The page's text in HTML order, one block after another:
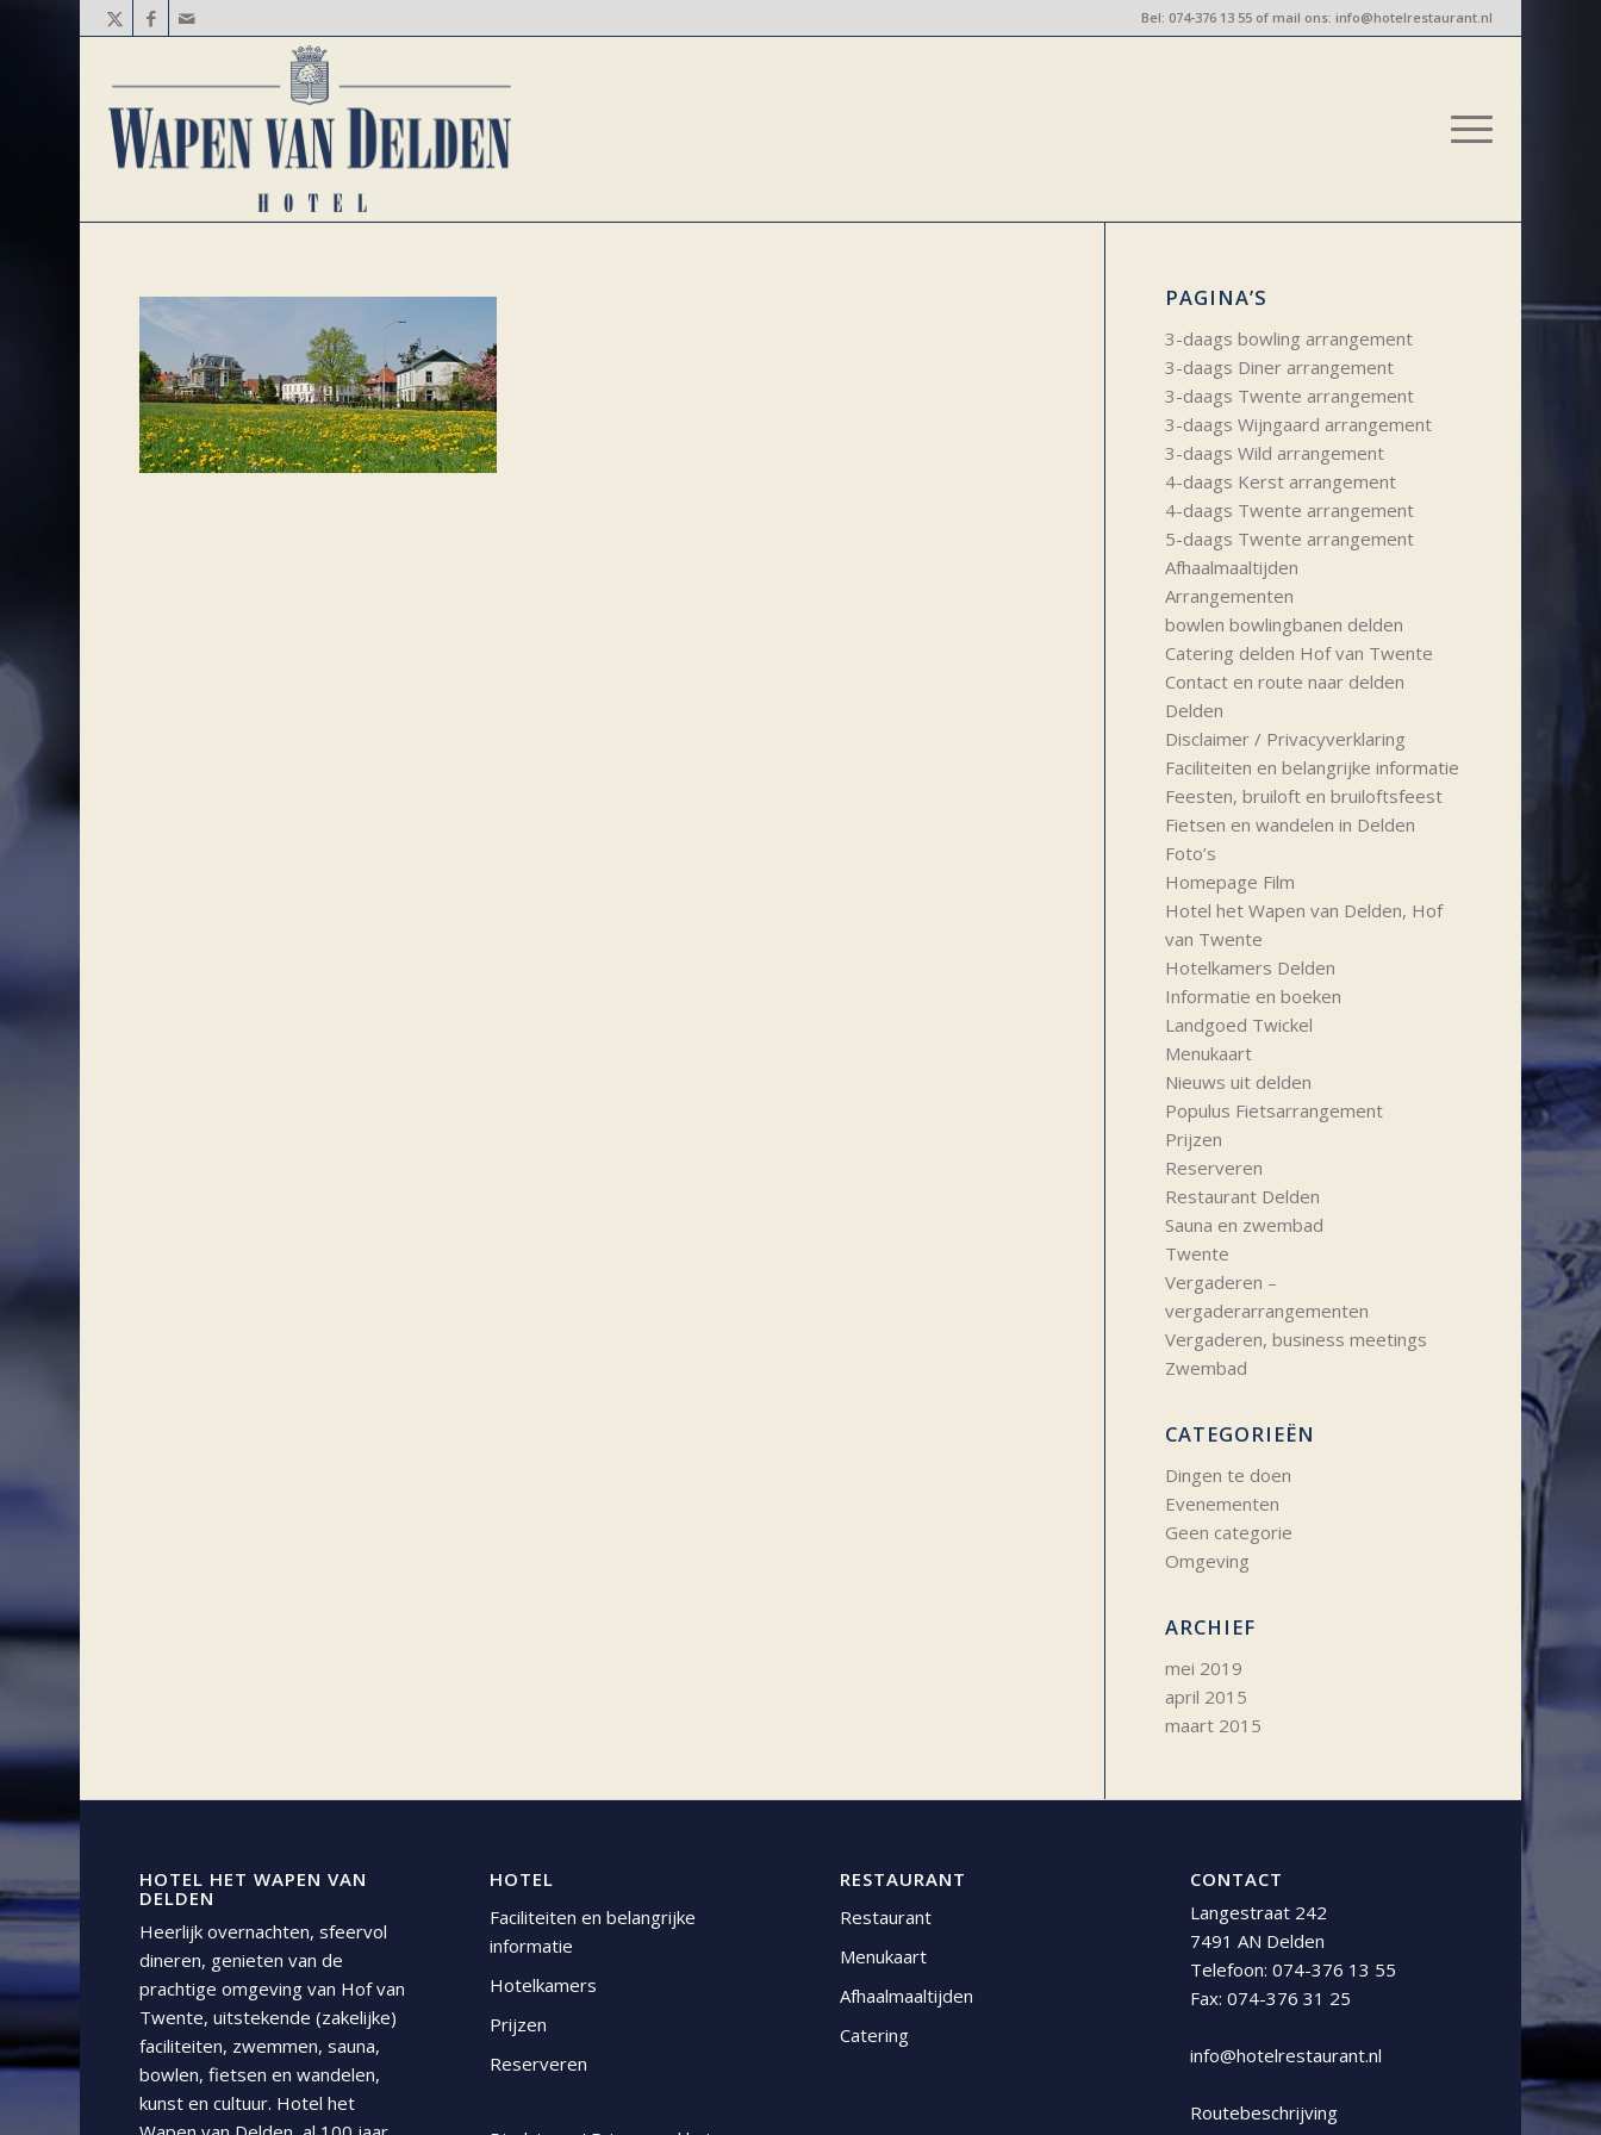
Bel: 074-376 13 55of mail ons: info@hotelrestaurant.nl
PAGINA’S
3-daags bowling arrangement
3-daags Diner arrangement
3-daags Twente arrangement
3-daags Wijngaard arrangement
3-daags Wild arrangement
4-daags Kerst arrangement
4-daags Twente arrangement
5-daags Twente arrangement
Afhaalmaaltijden
Arrangementen
bowlen bowlingbanen delden
Catering delden Hof van Twente
Contact en route naar delden
Delden
Disclaimer / Privacyverklaring
Faciliteiten en belangrijke informatie
Feesten, bruiloft en bruiloftsfeest
Fietsen en wandelen in Delden
Foto’s
Homepage Film
Hotel het Wapen van Delden, Hof
van Twente
Hotelkamers Delden
Informatie en boeken
Landgoed Twickel
Menukaart
Nieuws uit delden
Populus Fietsarrangement
Prijzen
Reserveren
Restaurant Delden
Sauna en zwembad
Twente
Vergaderen –
vergaderarrangementen
Vergaderen, business meetings
Zwembad
CATEGORIEËN
Dingen te doen
Evenementen
Geen categorie
Omgeving
ARCHIEF
mei 2019
april 2015
maart 2015
HOTEL HET WAPEN VAN
DELDEN
Heerlijk overnachten, sfeervol
dineren, genieten van de
prachtige omgeving van Hof van
Twente, uitstekende (zakelijke)
faciliteiten, zwemmen, sauna,
bowlen, fietsen en wandelen,
kunst en cultuur. Hotel het
HOTEL
Faciliteiten en belangrijke
informatie
Hotelkamers
Prijzen
Reserveren
RESTAURANT
Restaurant
Menukaart
Afhaalmaaltijden
Catering
CONTACT
Langestraat 242
7491 AN Delden
Telefoon:074-376 13 55
Fax: 074-376 31 25
info@hotelrestaurant.nl
Routebeschrijving